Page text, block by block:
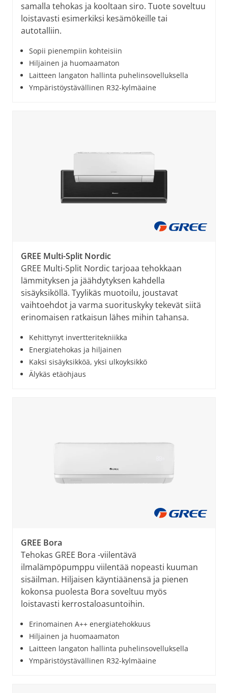
samalla tehokas ja kooltaan siro. Tuote soveltuu
loistavasti esimerkiksi kesämökeille tai
autotalliin.
Sopii pienempiin kohteisiin
Hiljainen ja huomaamaton
Laitteen langaton hallinta puhelinsovelluksella
Ympäristöystävällinen R32-kylmäaine
GREE Multi-Split Nordic
GREE Multi-Split Nordic tarjoaa tehokkaan
lämmityksen ja jäähdytyksen kahdella
sisäyksiköllä. Tyylikäs muotoilu, joustavat
vaihtoehdot ja varma suorituskyky tekevät siitä
erinomaisen ratkaisun lähes mihin tahansa.
Kehittynyt invertteritekniikka
Energiatehokas ja hiljainen
Kaksi sisäyksikköä, yksi ulkoyksikkö
Älykäs etäohjaus
GREE Bora
Tehokas GREE Bora -viilentävä
ilmalämpöpumppu viilentää nopeasti kuuman
sisäilman. Hiljaisen käyntiäänensä ja pienen
kokonsa puolesta Bora soveltuu myös
loistavasti kerrostaloasuntoihin.
Erinomainen A++ energiatehokkuus
Hiljainen ja huomaamaton
Laitteen langaton hallinta puhelinsovelluksella
Ympäristöystävällinen R32-kylmäaine